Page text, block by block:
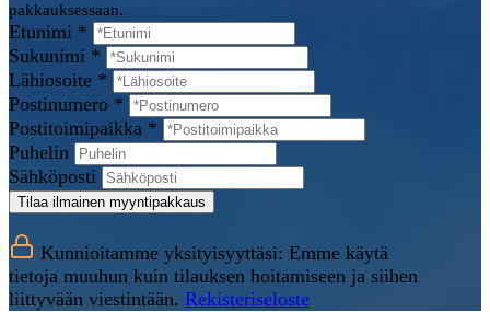
pakkauksessaan.
Etunimi *
Sukunimi *
Lähiosoite *
Postinumero *
Postitoimipaikka *
Puhelin
Sähköposti
Tilaa ilmainen myyntipakkaus
Kunnioitamme yksityisyyttäsi: Emme käytä
tietoja muuhun kuin tilauksen hoitamiseen ja siihen
liittyvään viestintään. Rekisteriseloste